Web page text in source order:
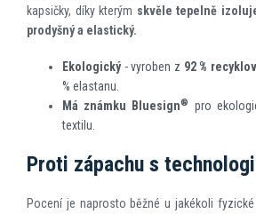
kapsičky, díky kterým skvěle tepelně
prodyšný a elastický.
Ekologický- vyroben z 92 %
% elastanu.
Má známku Bluesign®
pro
textilu.
Proti zápachu s
Pocení je naprosto běžné u jakékoli fyzické